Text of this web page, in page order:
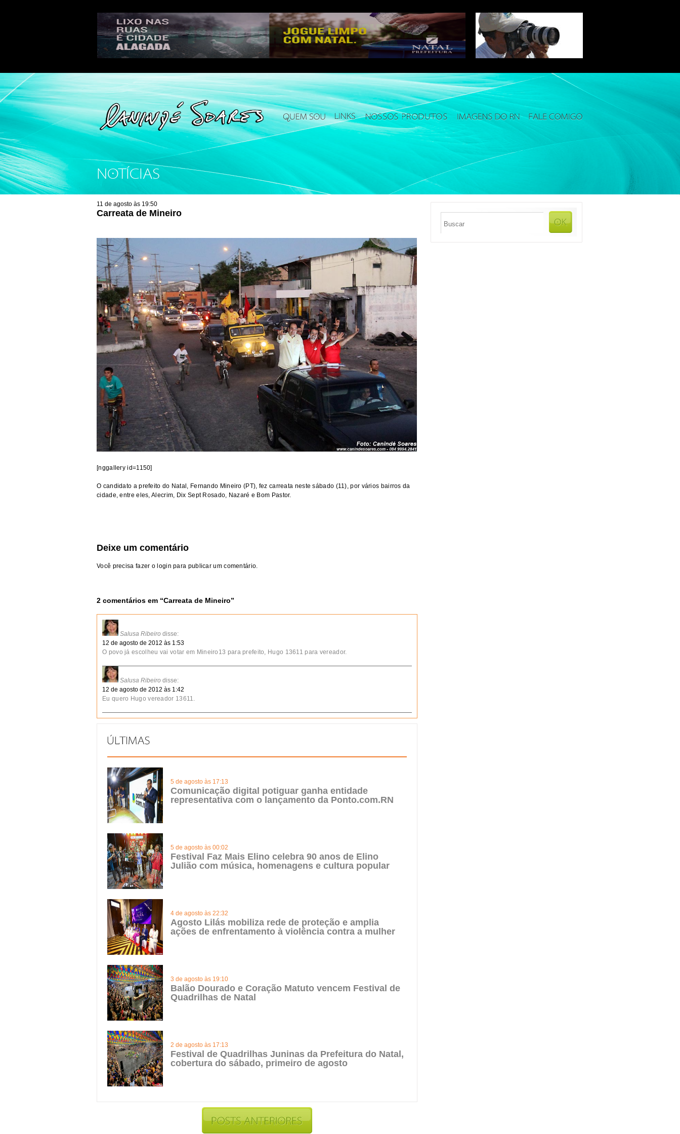
NOTÍCIAS
11 de agosto às 19:50
Carreata de Mineiro
[nggallery id=1150]
O candidato a prefeito do Natal, Fernando Mineiro (PT), fez carreata neste sábado (11), por vários bairros da
cidade, entre eles, Alecrim, Dix Sept Rosado, Nazaré e Bom Pastor.
Deixe um comentário
Você precisa fazer o login para publicar um comentário.
2 comentários em “Carreata de Mineiro”
Salusa Ribeiro disse:
12 de agosto de 2012 às 1:53
O povo já escolheu vai votar em Mineiro13 para prefeito, Hugo 13611 para vereador.
Salusa Ribeiro disse:
12 de agosto de 2012 às 1:42
Eu quero Hugo vereador 13611.
5 de agosto às 17:13
Comunicação digital potiguar ganha entidade
representativa com o lançamento da Ponto.com.RN
5 de agosto às 00:02
Festival Faz Mais Elino celebra 90 anos de Elino
Julião com música, homenagens e cultura popular
4 de agosto às 22:32
Agosto Lilás mobiliza rede de proteção e amplia
ações de enfrentamento à violência contra a mulher
3 de agosto às 19:10
Balão Dourado e Coração Matuto vencem Festival de
Quadrilhas de Natal
2 de agosto às 17:13
Festival de Quadrilhas Juninas da Prefeitura do Natal,
cobertura do sábado, primeiro de agosto